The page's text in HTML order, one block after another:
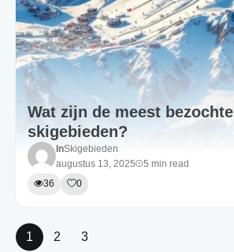
Wat zijn de meest bezochte
skigebieden?
InSkigebieden
augustus 13, 2025
5 min read
36
0
1 2 3